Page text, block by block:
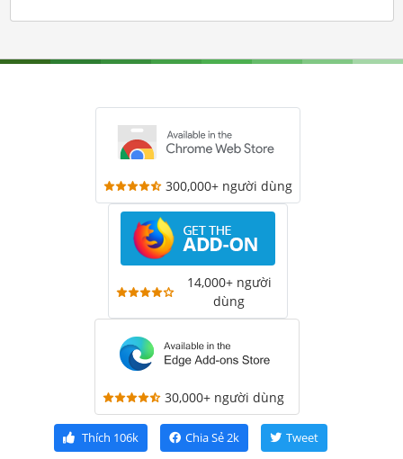
300,000+ người dùng
14,000+ người
dùng
30,000+ người dùng
Thích 106k Chia Sẻ2k Tweet